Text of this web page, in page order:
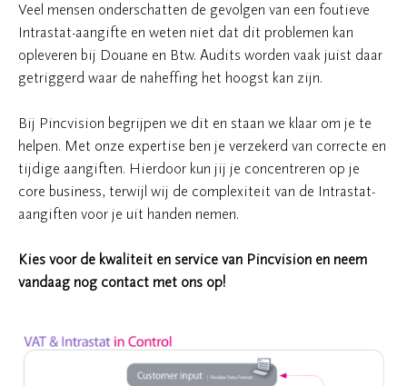
Veel mensen onderschatten de gevolgen van een foutieve
Intrastat-aangifte en weten niet dat dit problemen kan
opleveren bij Douane en Btw. Audits worden vaak juist daar
getriggerd waar de naheffing het hoogst kan zijn.
Bij Pincvision begrijpen we dit en staan we klaar om je te
helpen. Met onze expertise ben je verzekerd van correcte en
tijdige aangiften. Hierdoor kun jij je concentreren op je
core business, terwijl wij de complexiteit van de Intrastat-
aangiften voor je uit handen nemen.
Kies voor de kwaliteit en service van Pincvision en neem
vandaag nog contact met ons op!